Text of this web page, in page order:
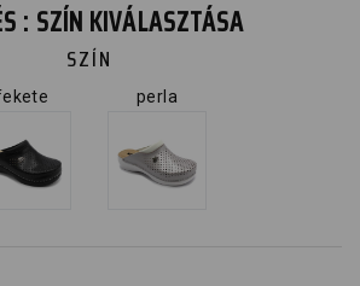
: SZÍN KIVÁLASZTÁSA
SZÍN
perla